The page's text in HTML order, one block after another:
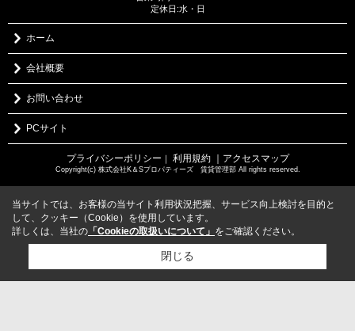
定休日:水・日
ホーム
会社概要
お問い合わせ
PCサイト
プライバシーポリシー ｜ 利用規約 ｜アクセスマップ
Copyright(c) 株式会社K＆Sプロパティーズ 賃貸管理部 All rights reserved.
当サイトでは、お客様の当サイト利用状況把握、サービス向上検討を目的と
して、クッキー（Cookie）を使用しています。
詳しくは、当社の 「Cookieの取扱いについて」 をご確認ください。
閉じる